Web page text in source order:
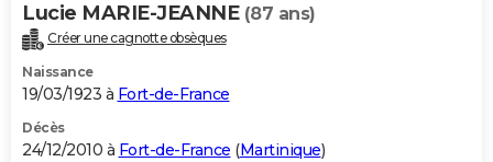
Lucie MARIE-JEANNE (87 ans)
Créer une cagnotte obsèques
Naissance
19/03/1923 à Fort-de-France
Décès
24/12/2010 à Fort-de-France (Martinique)